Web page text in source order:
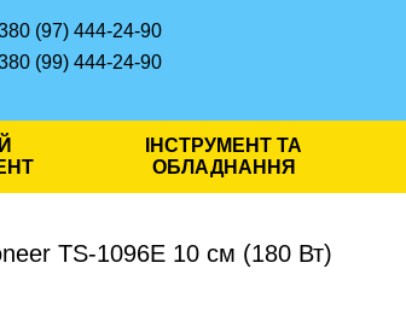
(97) 444-24-90
(99) 444-24-90
ІНСТРУМЕНТ ТА
ОБЛАДНАННЯ
TS-1096E 10 см (180 Вт)